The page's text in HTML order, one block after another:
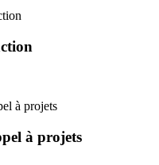
à projets
à projets